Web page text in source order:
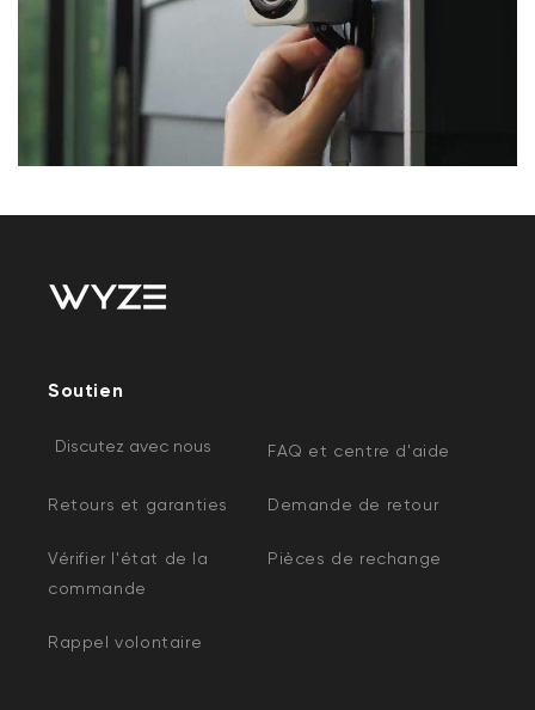
Champ de vision : 360° horizontal, 180°
Champ de vision de 120°
Apprendre encore plus
Caractéristiques de la Wyze Cam v3
Corps : Polycarbonate
Champ de vision de l'objectif : plage
verticale de 180°
113°F (-20°C à 45°C)
Conçu pour une utilisation
Apprendre encore plus
Carte mémoire de 32 Go
Vitesse d'écriture : 12 Mo/s9
Guide de démarrage rapide x1
Plaque de fixation murale x1
Ruban adhésif pour plaque de fixation murale x1
Kit de vis x1
Câble USB extérieur de 1,8 m (6 pieds) x1
Soutien
Discutez avec nous FAQ et centre d'aide
Retours et garanties Demande de retour
Vérifier l'état de la
commande
Pièces de rechange
Rappel volontaire